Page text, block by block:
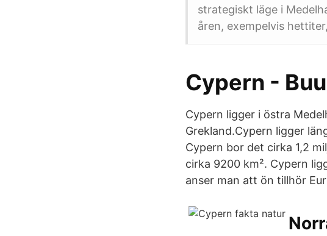
strategiskt läge i
åren, exempelvis
Cypern -
Cypern ligger i östra
Grekland.Cypern ligger
Cypern bor det cirka 1,2
cirka 9200 km². Cypern
anser man att ön tillhör